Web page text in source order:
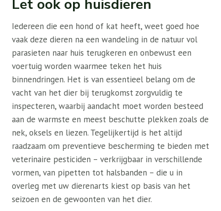
Let ook op huisdieren
Iedereen die een hond of kat heeft, weet goed hoe
vaak deze dieren na een wandeling in de natuur vol
parasieten naar huis terugkeren en onbewust een
voertuig worden waarmee teken het huis
binnendringen. Het is van essentieel belang om de
vacht van het dier bij terugkomst zorgvuldig te
inspecteren, waarbij aandacht moet worden besteed
aan de warmste en meest beschutte plekken zoals de
nek, oksels en liezen. Tegelijkertijd is het altijd
raadzaam om preventieve bescherming te bieden met
veterinaire pesticiden – verkrijgbaar in verschillende
vormen, van pipetten tot halsbanden – die u in
overleg met uw dierenarts kiest op basis van het
seizoen en de gewoonten van het dier.